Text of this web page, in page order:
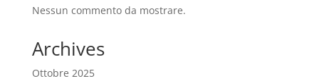
Nessun commento da mostrare.
Archives
Ottobre 2025